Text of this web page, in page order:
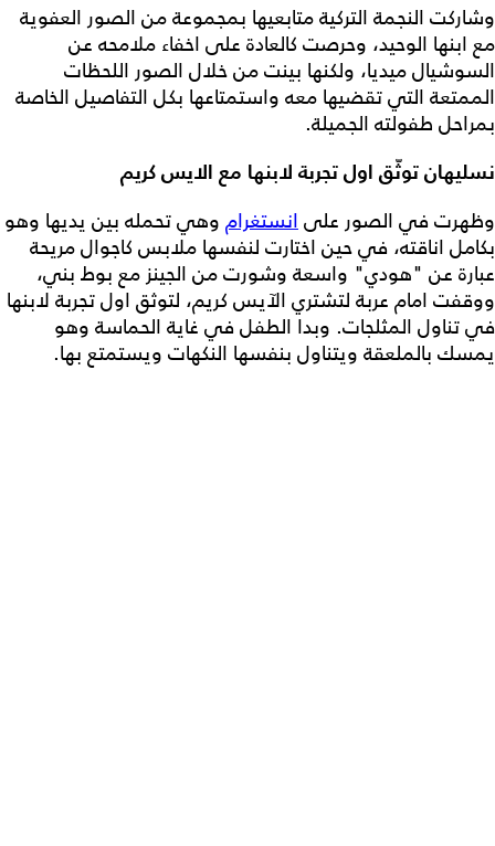
وشاركت النجمة التركية متابعيها بمجموعة من الصور العفوية
مع ابنها الوحيد، وحرصت كالعادة على اخفاء ملامحه عن
السوشيال ميديا، ولكنها بينت من خلال الصور اللحظات
الممتعة التي تقضيها معه واستمتاعها بكل التفاصيل الخاصة
بمراحل طفولته الجميلة.
نسليهان توثّق اول تجربة لابنها مع الايس كريم
وظهرت في الصور علىانستغرام وهي تحمله بين يديها وهو
بكامل اناقته، في حين اختارت لنفسها ملابس كاجوال مريحة
عبارة عن "هودي" واسعة وشورت من الجينز مع بوط بني،
ووقفت امام عربة لتشتري الآيس كريم، لتوثق اول تجربة لابنها
في تناول المثلجات. وبدا الطفل في غاية الحماسة وهو
يمسك بالملعقة ويتناول بنفسها النكهات ويستمتع بها.